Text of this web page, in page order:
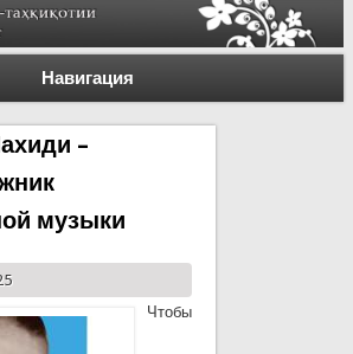
Навигация
–
музыки
Чтобы